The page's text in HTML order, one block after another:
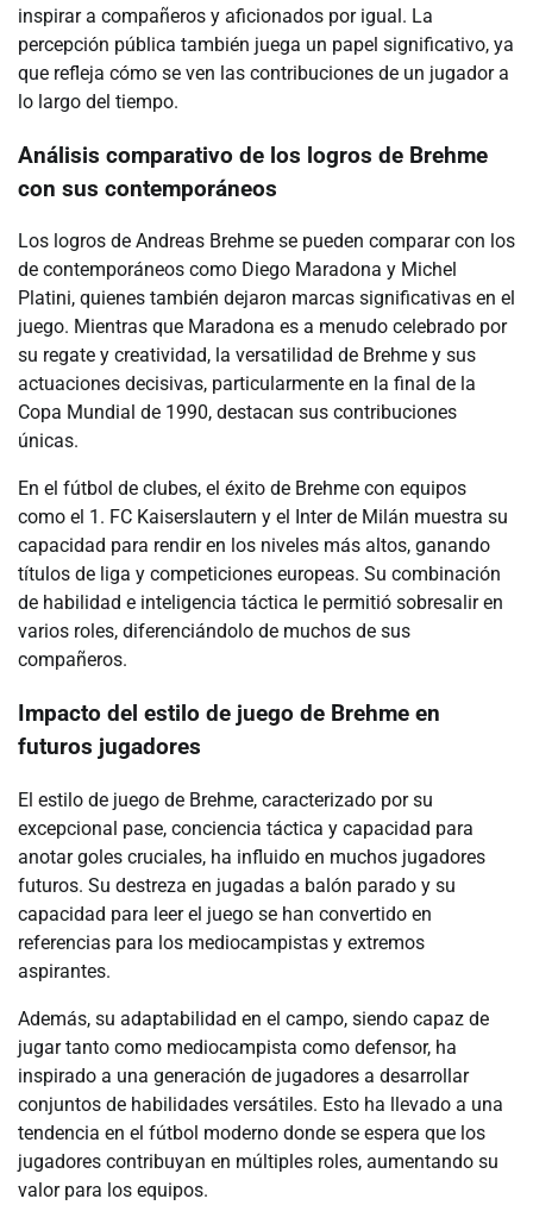
inspirar a compañeros y aficionados por igual. La
percepción pública también juega un papel significativo, ya
que refleja cómo se ven las contribuciones de un jugador a
lo largo del tiempo.
Análisis comparativo de los logros de Brehme
con sus contemporáneos
Los logros de Andreas Brehme se pueden comparar con los
de contemporáneos como Diego Maradona y Michel
Platini, quienes también dejaron marcas significativas en el
juego. Mientras que Maradona es a menudo celebrado por
su regate y creatividad, la versatilidad de Brehme y sus
actuaciones decisivas, particularmente en la final de la
Copa Mundial de 1990, destacan sus contribuciones
únicas.
En el fútbol de clubes, el éxito de Brehme con equipos
como el 1. FC Kaiserslautern y el Inter de Milán muestra su
capacidad para rendir en los niveles más altos, ganando
títulos de liga y competiciones europeas. Su combinación
de habilidad e inteligencia táctica le permitió sobresalir en
varios roles, diferenciándolo de muchos de sus
compañeros.
Impacto del estilo de juego de Brehme en
futuros jugadores
El estilo de juego de Brehme, caracterizado por su
excepcional pase, conciencia táctica y capacidad para
anotar goles cruciales, ha influido en muchos jugadores
futuros. Su destreza en jugadas a balón parado y su
capacidad para leer el juego se han convertido en
referencias para los mediocampistas y extremos
aspirantes.
Además, su adaptabilidad en el campo, siendo capaz de
jugar tanto como mediocampista como defensor, ha
inspirado a una generación de jugadores a desarrollar
conjuntos de habilidades versátiles. Esto ha llevado a una
tendencia en el fútbol moderno donde se espera que los
jugadores contribuyan en múltiples roles, aumentando su
valor para los equipos.